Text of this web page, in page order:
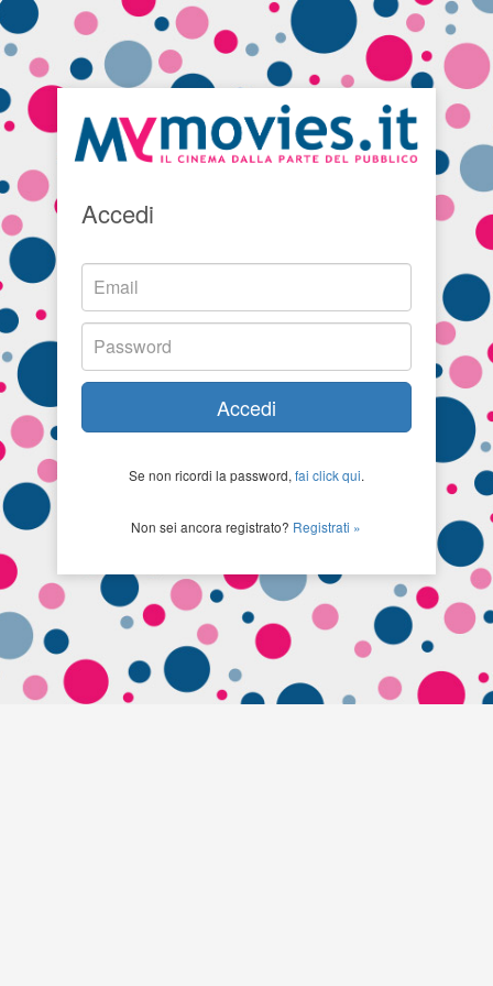
Accedi
Accedi
Se non ricordi la password, fai click qui.
Non sei ancora registrato? Registrati »